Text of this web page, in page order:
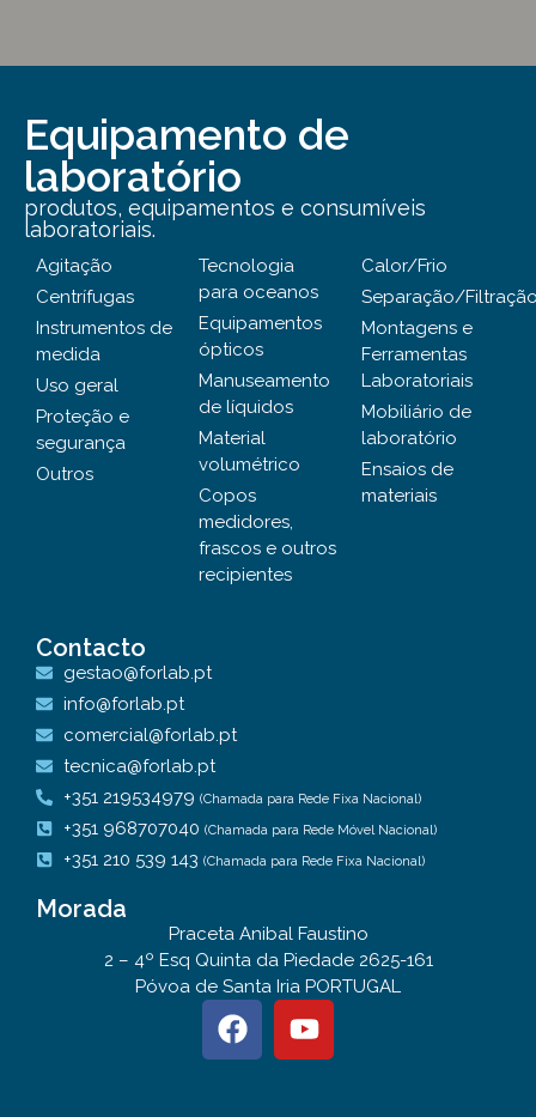
Equipamento de
laboratório
produtos, equipamentos e consumíveis
laboratoriais.
Agitação
Centrífugas
Instrumentos de
medida
Uso geral
Proteção e
segurança
Outros
Tecnologia
para oceanos
Equipamentos
ópticos
Manuseamento
de líquidos
Material
volumétrico
Copos
medidores,
frascos e outros
recipientes
Calor/Frio
Separação/
Montagens e
Ferramentas
Laboratoriais
Mobiliário de
laboratório
Ensaios de
materiais
Contacto
gestao@forlab.pt
info@forlab.pt
comercial@forlab.pt
tecnica@forlab.pt
+351 219534979 (Chamada para Rede Fixa Nacional)
+351 968707040 (Chamada para Rede Móvel Nacional)
+351 210 539 143 (Chamada para Rede Fixa Nacional)
Morada
Praceta Anibal Faustino
2 – 4º Esq Quinta da Piedade 2625-161
Póvoa de Santa Iria PORTUGAL